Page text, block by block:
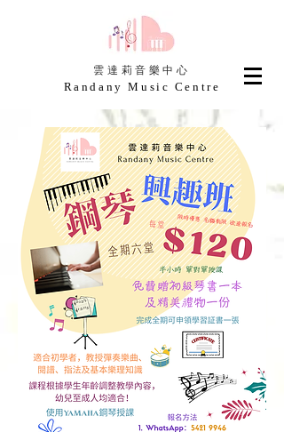
Randany Music Centre
​雲達莉音樂中心